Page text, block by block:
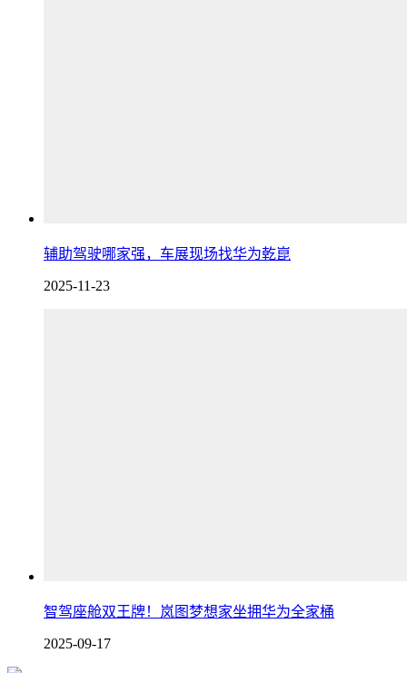
辅助驾驶哪家强，车展现场找华为乾崑
2025-11-23
智驾座舱双王牌！岚图梦想家坐拥华为全家桶
2025-09-17